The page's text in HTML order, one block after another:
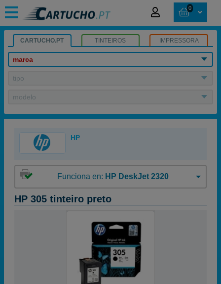
0
CARTUCHO.PT TINTEIROS IMPRESSORA
marca
tipo
modelo
HP
Funciona en: HP DeskJet 2320
HP 305 tinteiro preto